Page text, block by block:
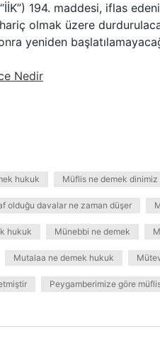
194. maddesi, iflas
olmak üzere
yeniden
Nedir
hukuk Müflis ne demek dinimiz
olduğu davalar ne zaman düşer
hukuk Münebbi ne demek
Mutalaa ne demek hukuk
Peygamberimize göre